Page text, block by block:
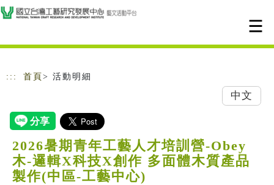
跳到主要內容
網站導覽
::: 首頁 > 活動明細
中文
2026暑期青年工藝人才培訓營-Obey
木-邏輯X科技X創作 多面體木質產品
製作(中區-工藝中心)